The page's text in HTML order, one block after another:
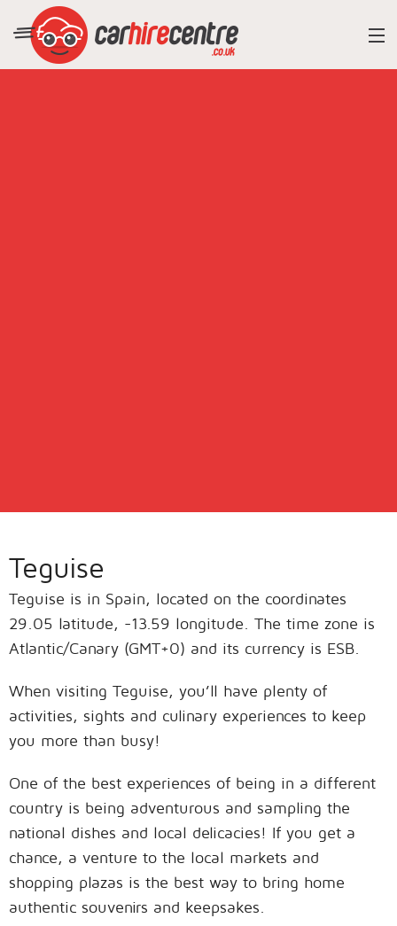
Teguise
Teguise is in Spain, located on the coordinates
29.05 latitude, -13.59 longitude. The time zone is
Atlantic/Canary (GMT+0) and its currency is ESB.
When visiting Teguise, you’ll have plenty of
activities, sights and culinary experiences to keep
you more than busy!
One of the best experiences of being in a different
country is being adventurous and sampling the
national dishes and local delicacies! If you get a
chance, a venture to the local markets and
shopping plazas is the best way to bring home
authentic souvenirs and keepsakes.